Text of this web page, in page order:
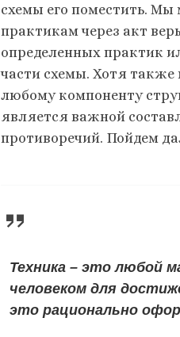
схемы его поместить.
практикам через акт
определенных практик
части схемы. Хотя
любому компоненту
является важной
противоречий. Пойдем
Техника – это любой
человеком для
это рационально